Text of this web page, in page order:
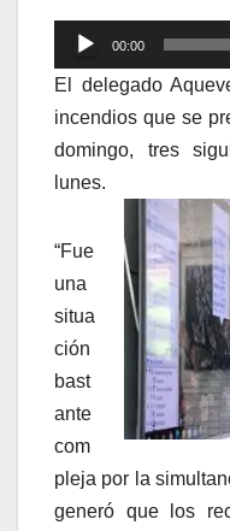
Reproductor
de
00:00
El delegado
incendios que se
domingo, tres
lunes.
“Fue
una
situa
ción
bast
ante
com
pleja por la
generó que los